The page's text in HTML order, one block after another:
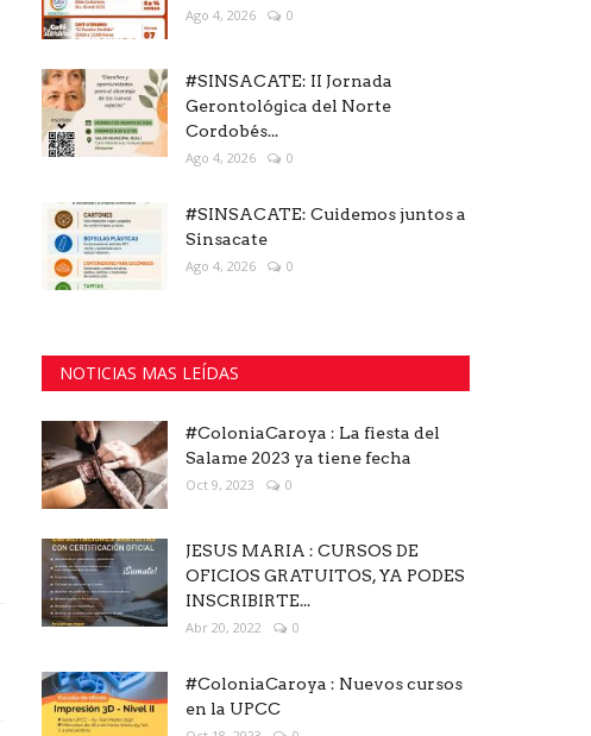
Ago 4, 2026 0
#SINSACATE: II Jornada
Gerontológica del Norte
Cordobés...
Ago 4, 2026 0
#SINSACATE: Cuidemos juntos a
Sinsacate
Ago 4, 2026 0
NOTICIAS MAS LEÍDAS
#ColoniaCaroya : La fiesta del
Salame 2023 ya tiene fecha
Oct 9, 2023 0
JESUS MARIA : CURSOS DE
OFICIOS GRATUITOS, YA PODES
INSCRIBIRTE...
Abr 20, 2022 0
#ColoniaCaroya : Nuevos cursos
en la UPCC